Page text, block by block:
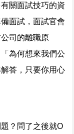
關面試技巧的資
面試，面試官會
司的離職原
為何想來我們公
答，只要你用心
？問了之後就O